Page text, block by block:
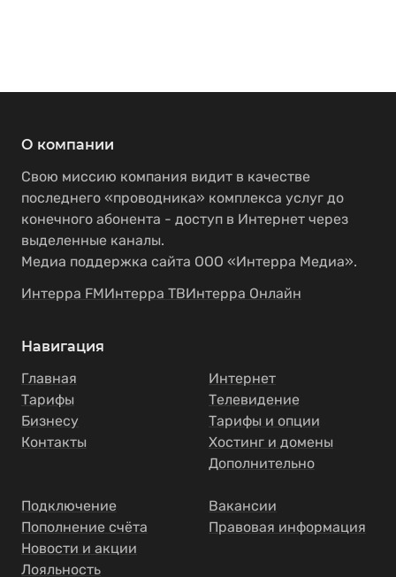
О компании
Свою миссию компания видит в качестве
последнего «проводника» комплекса услуг до
конечного абонента - доступ в Интернет через
выделенные каналы.
Медиа поддержка сайта ООО «Интерра Медиа».
Интерра FMИнтерра ТВИнтерра Онлайн
Навигация
Главная
Тарифы
Бизнесу
Контакты
Интернет
Телевидение
Тарифы и опции
Хостинг и домены
Дополнительно
Подключение
Пополнение счёта
Новости и акции
Лояльность
Вакансии
Правовая информация